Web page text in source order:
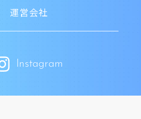
運営会社
Instagram